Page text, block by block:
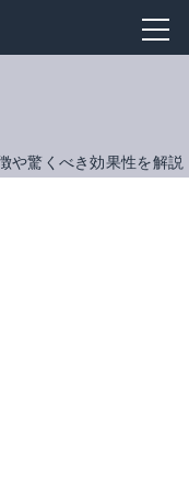
や驚くべき効果性を解説